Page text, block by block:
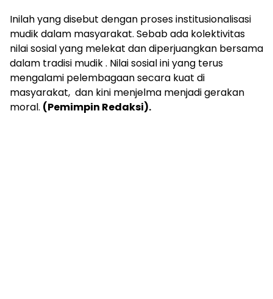
Inilah yang disebut dengan proses institusionalisasi
mudik dalam masyarakat. Sebab ada kolektivitas
nilai sosial yang melekat dan diperjuangkan bersama
dalam tradisi mudik . Nilai sosial ini yang terus
mengalami pelembagaan secara kuat di
masyarakat, dan kini menjelma menjadi gerakan
moral. (Pemimpin Redaksi).